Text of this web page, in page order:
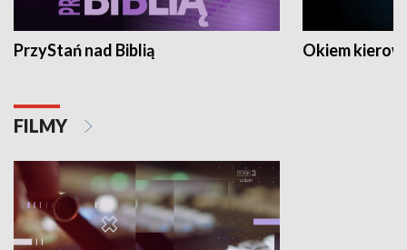
PrzyStań nad Biblią Okiem
FILMY